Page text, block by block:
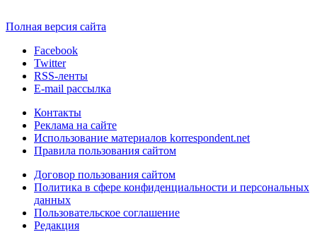
Полная версия сайта
Facebook
Twitter
RSS-ленты
E-mail рассылка
Контакты
Реклама на сайте
Использование материалов korrespondent.net
Правила пользования сайтом
Договор пользования сайтом
Политика в сфере конфиденциальности и персональных
данных
Пользовательское соглашение
Редакция